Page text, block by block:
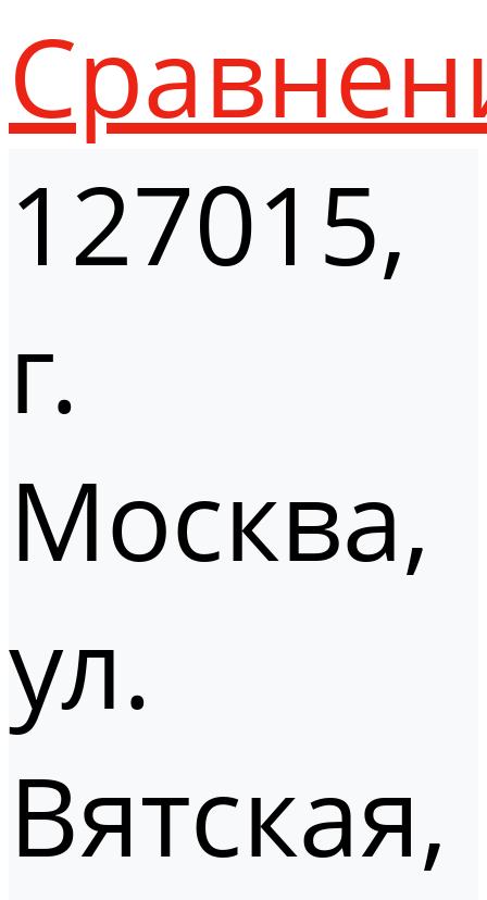
127015,
г.
Москва,
ул.
Вятская,